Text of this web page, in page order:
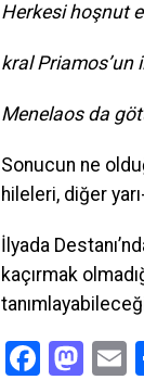
Herkesi hoşnut
kral Priamos’un
Menelaos da
Sonucun ne
hileleri, diğer
İlyada
kaçırmak